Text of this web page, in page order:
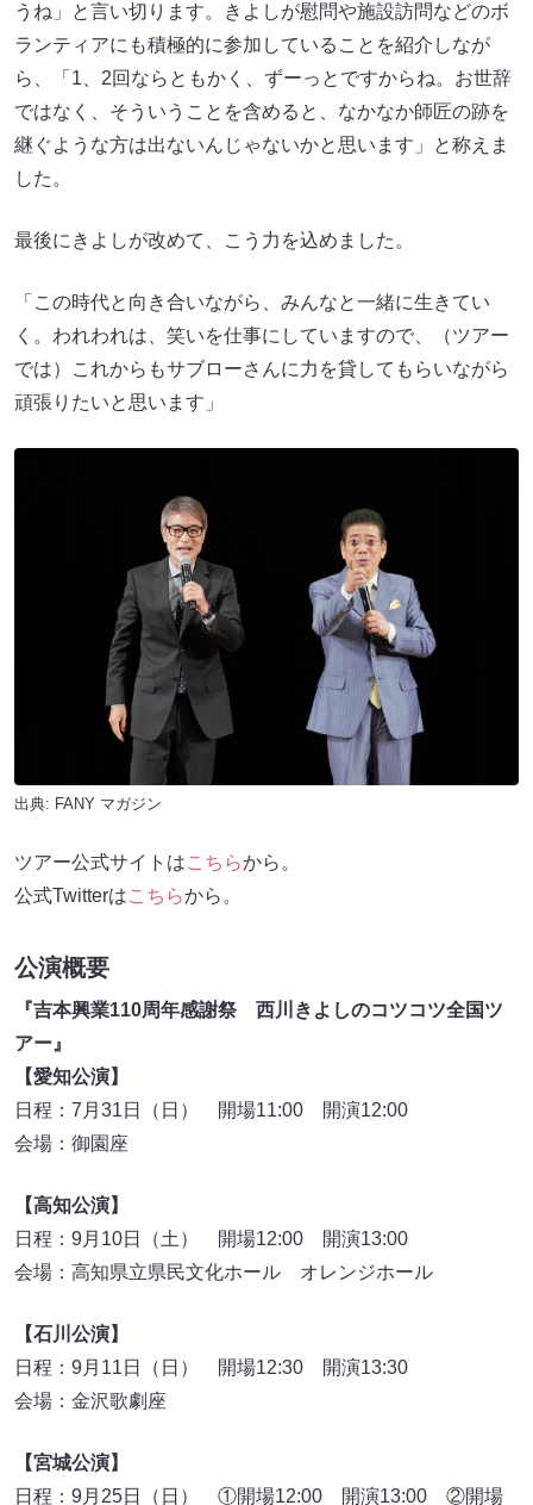
うね」と言い切ります。きよしが慰問や施設訪問などのボ
ランティアにも積極的に参加していることを紹介しなが
ら、「1、2回ならともかく、ずーっとですからね。お世辞
ではなく、そういうことを含めると、なかなか師匠の跡を
継ぐような方は出ないんじゃないかと思います」と称えま
した。
最後にきよしが改めて、こう力を込めました。
「この時代と向き合いながら、みんなと一緒に生きてい
く。われわれは、笑いを仕事にしていますので、（ツアー
では）これからもサブローさんに力を貸してもらいながら
頑張りたいと思います」
出典: FANY マガジン
ツアー公式サイトはこちらから。
公式Twitterはこちらから。
公演概要
『吉本興業110周年感謝祭 西川きよしのコツコツ全国ツ
アー』
【愛知公演】
日程：7月31日（日） 開場11:00 開演12:00
会場：御園座
【高知公演】
日程：9月10日（土） 開場12:00 開演13:00
会場：高知県立県民文化ホール オレンジホール
【石川公演】
日程：9月11日（日） 開場12:30 開演13:30
会場：金沢歌劇座
【宮城公演】
日程：9月25日（日） ①開場12:00 開演13:00 ②開場